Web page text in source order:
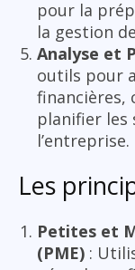
pour la
la gestion
Analyse et
outils pour
financières,
planifier les
l’entreprise.
Les
Petites et
(PME) :